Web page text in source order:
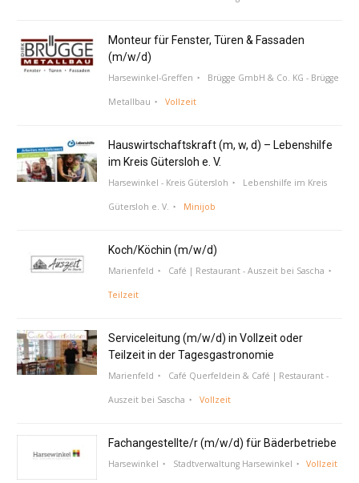
Monteur für Fenster, Türen & Fassaden
(m/w/d)
Harsewinkel-Greffen Brügge GmbH & Co. KG - Brügge
Metallbau Vollzeit
Hauswirtschaftskraft (m, w, d) – Lebenshilfe
im Kreis Gütersloh e. V.
Harsewinkel - Kreis Gütersloh Lebenshilfe im Kreis
Gütersloh e. V. Minijob
Koch/Köchin (m/w/d)
Marienfeld Café | Restaurant - Auszeit bei Sascha
Teilzeit
Serviceleitung (m/w/d) in Vollzeit oder
Teilzeit in der Tagesgastronomie
Marienfeld Café Querfeldein & Café | Restaurant -
Auszeit bei Sascha Vollzeit
Fachangestellte/r (m/w/d) für Bäderbetriebe
Harsewinkel Stadtverwaltung Harsewinkel Vollzeit